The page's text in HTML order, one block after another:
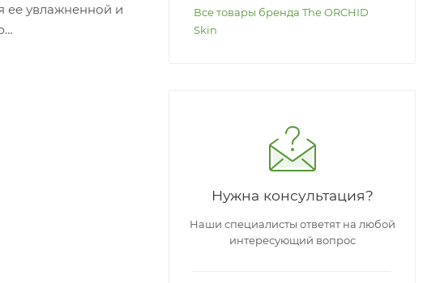
ее увлажненной и
Все товары бренда The ORCHID
Skin
Нужна консультация?
Наши специалисты ответят на любой
интересующий вопрос